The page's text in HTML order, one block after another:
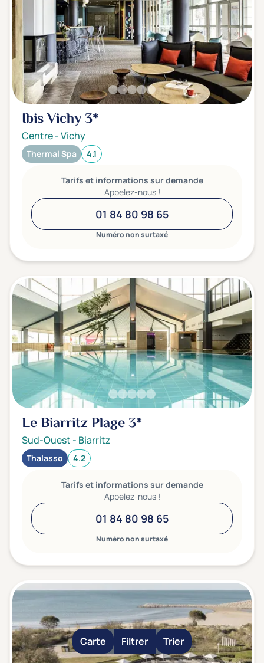
Ibis Vichy3*
Centre-Vichy
Thermal Spa 4.1
Tarifs et informations sur demande
Appelez-nous !
01 84 80 98 65
Numéro non surtaxé
Le Biarritz Plage3*
Sud-Ouest - Biarritz
Thalasso 4.2
Tarifs et informations sur demande
Appelez-nous !
01 84 80 98 65
Numéro non surtaxé
Carte Filtrer Trier